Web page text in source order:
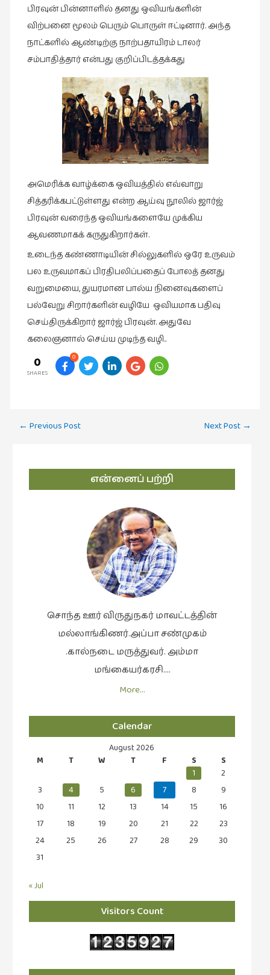
பிரவுன் பின்னாளில் தனது ஒவியங்களின்
விற்பனை மூலம் பெரும் பொருள் ஈட்டினார். அந்த
நாட்களில் ஆண்டிற்கு நாற்பதாயிரம் டாலர்
சம்பாதித்தார் என்பது குறிப்பிடத்தக்கது
அமெரிக்க வாழ்க்கை ஒவியத்தில் எவ்வாறு
சித்தரிக்கபட்டுள்ளது என்ற ஆய்வு நூலில் ஜார்ஜ்
பிரவுன் வரைந்த ஒவியங்களையே முக்கிய
ஆவணமாகக் கருதுகிறார்கள்.
உடைந்த கண்ணாடியின் சில்லுகளில் ஒரே உருவம்
பல உருவமாகப் பிரதிபலிப்பதைப் போலத் தனது
வறுமையை, துயரமான பால்ய நினைவுகளைப்
பல்வேறு சிறார்களின் வழியே ஒவியமாக பதிவு
செய்திருக்கிறார் ஜார்ஜ் பிரவுன். அதுவே
கலைஞனால் செய்ய முடிந்த வழி..
0
SHARES
0
Post
← Previous Post Next Post →
என்னைப் பற்றி
சொந்த ஊர் விருதுநகர் மாவட்டத்தின்
மல்லாங்கிணர்.அப்பா சண்முகம்
.கால்நடை மருத்துவர். அம்மா
மங்கையர்கரசி….
More…
Calendar
August 2026
M
T W T F S
S
1
2
3
4 5 6 7 8
9
10
11 12 13 14 15
16
17
18 19 20 21 22
23
24
25 26 27 28 29
30
31
« Jul
Visitors Count